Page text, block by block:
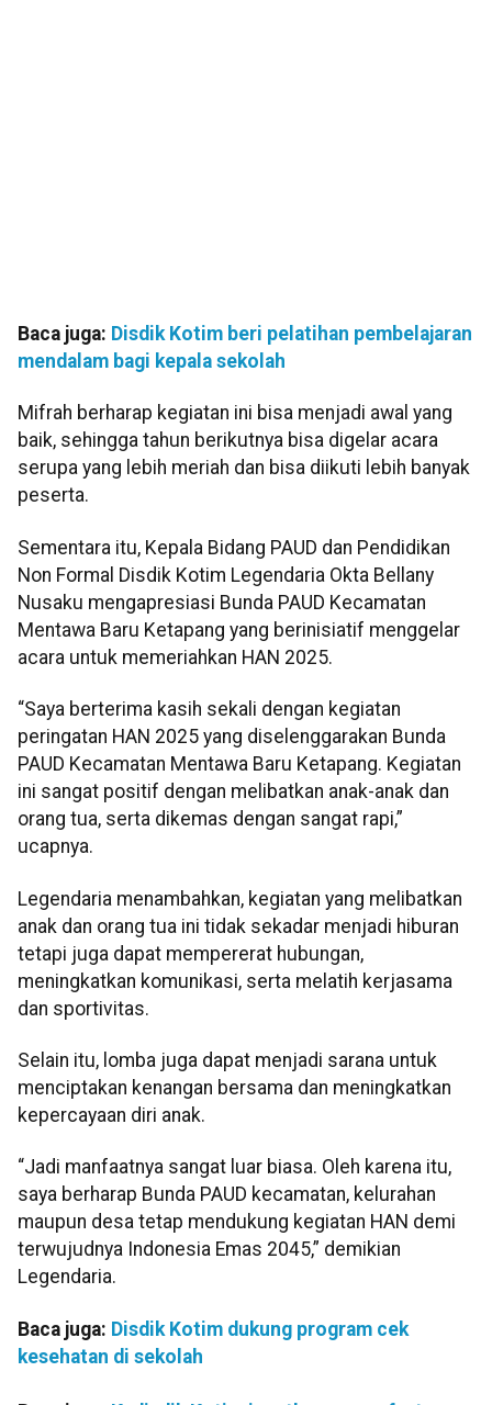
Baca juga: Disdik Kotim beri pelatihan pembelajaran
mendalam bagi kepala sekolah
Mifrah berharap kegiatan ini bisa menjadi awal yang
baik, sehingga tahun berikutnya bisa digelar acara
serupa yang lebih meriah dan bisa diikuti lebih banyak
peserta.
Sementara itu, Kepala Bidang PAUD dan Pendidikan
Non Formal Disdik Kotim Legendaria Okta Bellany
Nusaku mengapresiasi Bunda PAUD Kecamatan
Mentawa Baru Ketapang yang berinisiatif menggelar
acara untuk memeriahkan HAN 2025.
“Saya berterima kasih sekali dengan kegiatan
peringatan HAN 2025 yang diselenggarakan Bunda
PAUD Kecamatan Mentawa Baru Ketapang. Kegiatan
ini sangat positif dengan melibatkan anak-anak dan
orang tua, serta dikemas dengan sangat rapi,”
ucapnya.
Legendaria menambahkan, kegiatan yang melibatkan
anak dan orang tua ini tidak sekadar menjadi hiburan
tetapi juga dapat mempererat hubungan,
meningkatkan komunikasi, serta melatih kerjasama
dan sportivitas.
Selain itu, lomba juga dapat menjadi sarana untuk
menciptakan kenangan bersama dan meningkatkan
kepercayaan diri anak.
“Jadi manfaatnya sangat luar biasa. Oleh karena itu,
saya berharap Bunda PAUD kecamatan, kelurahan
maupun desa tetap mendukung kegiatan HAN demi
terwujudnya Indonesia Emas 2045,” demikian
Legendaria.
Baca juga: Disdik Kotim dukung program cek
kesehatan di sekolah